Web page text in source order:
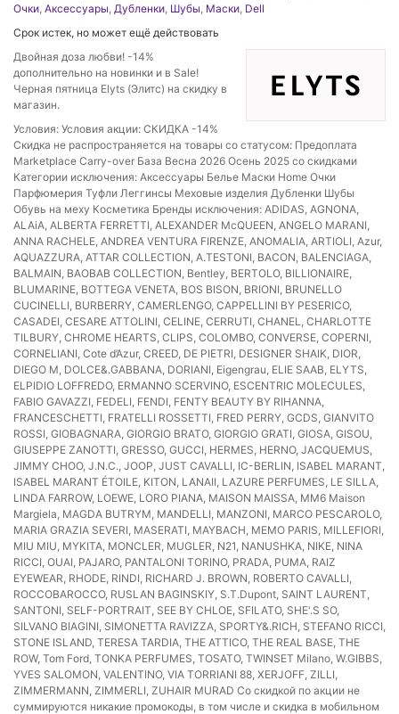
Очки Аксессуары Дубленки Шубы Маски Dell
Срок истек, но может ещё действовать
Двойная доза любви! -14%
дополнительно на новинки и в Sale!
Черная пятница Elyts (Элитс) на скидку в
магазин.
Условия: Условия акции: СКИДКА -14%
Скидка не распространяется на товары со статусом: Предоплата
Marketplace Carry-over База Весна 2026 Осень 2025 cо скидками
Категории исключения: Аксессуары Белье Маски Home Очки
Парфюмерия Туфли Леггинсы Меховые изделия Дубленки Шубы
Обувь на меху Косметика Бренды исключения: ADIDAS, AGNONA,
ALAiA, ALBERTA FERRETTI, ALEXANDER McQUEEN, ANGELO MARANI,
ANNA RACHELE, ANDREA VENTURA FIRENZE, ANOMALIA, ARTIOLI, Azur,
AQUAZZURA, ATTAR COLLECTION, A.TESTONI, BACON, BALENСIAGA,
BALMAIN, BAOBAB COLLECTION, Bentley, BERTOLO, BILLIONAIRE,
BLUMARINE, BOTTEGA VENETA, BOS BISON, BRIONI, BRUNELLO
CUCINELLI, BURBERRY, CAMERLENGO, CAPPELLINI BY PESERICO,
CASADEI, CESARE ATTOLINI, CELINE, CERRUTI, CHANEL, CHARLOTTE
TILBURY, CHROME HEARTS, CLIPS, COLOMBO, CONVERSE, COPERNI,
CORNELIANI, Cote d’Azur, CREED, DE PIETRI, DESIGNER SHAIK, DIOR,
DIEGO M, DOLCE&.GABBANA, DORIANI, Eigengrau, ELIE SAAB, ELYTS,
ELPIDIO LOFFREDO, ERMANNO SCERVINO, ESCENTRIC MOLECULES,
FABIO GAVAZZI, FEDELI, FENDI, FENTY BEAUTY BY RIHANNA,
FRANCESCHETTI, FRATELLI ROSSETTI, FRED PERRY, GCDS, GIANVITO
ROSSI, GIOBAGNARA, GIORGIO BRATO, GIORGIO GRATI, GIOSA, GISOU,
GIUSEPPE ZANOTTI, GRESSO, GUCCI, HERMES, HERNO, JACQUEMUS,
JIMMY CHOO, J.N.C., JOOP, JUST CAVALLI, IC-BERLIN, ISABEL MARANT,
ISABEL MARANT ÉTOILE, KITON, LANAII, LAZURE PERFUMES, LE SILLA,
LINDA FARROW, LOEWE, LORO PIANA, MAISON MAISSA, MM6 Maison
Margiela, MAGDA BUTRYM, MANDELLI, MANZONI, MARCO PESCAROLO,
MARIA GRAZIA SEVERI, MASERATI, MAYBACH, MEMO PARIS, MILLEFIORI,
MIU MIU, MYKITA, MONCLER, MUGLER, N21, NANUSHKA, NIKE, NINA
RICCI, OUAI, PAJARO, PANTALONI TORINO, PRADA, PUMA, RAIZ
EYEWEAR, RHODE, RINDI, RICHARD J. BROWN, ROBERTO CAVALLI,
ROCCOBAROCCO, RUSLAN BAGINSKIY, S.T.Dupont, SAINT LAURENT,
SANTONI, SELF-PORTRAIT, SEE BY CHLOE, SFILATO, SHE'.S SO,
SILVANO BIAGINI, SIMONETTA RAVIZZA, SPORTY&.RICH, STEFANO RICCI,
STONE ISLAND, TERESA TARDIA, THE ATTICO, THE REAL BASE, THE
ROW, Tom Ford, TONKA PERFUMES, TOSATO, TWINSET Milano, W.GIBBS,
YVES SALOMON, VALENTINO, VIA TORRIANI 88, XERJOFF, ZILLI,
ZIMMERMANN, ZIMMERLI, ZUHAIR MURAD Со скидкой по акции не
суммируются никакие промокоды, в том числе и скидка в мобильном